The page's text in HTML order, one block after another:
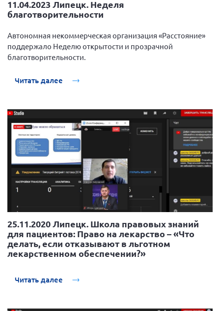
11.04.2023 Липецк. Неделя
благотворительности
Автономная некоммерческая организация «Расстояние»
поддержало Неделю открытости и прозрачной
благотворительности.
Читать далее
25.11.2020 Липецк. Школа правовых знаний
для пациентов: Право на лекарство – «Что
делать, если отказывают в льготном
лекарственном обеспечении?»
Читать далее